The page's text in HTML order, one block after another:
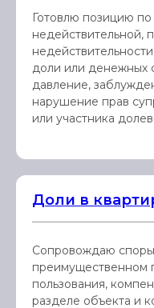
Готовлю позицию
недействительной,
доли или денежных
давление,
нарушение прав
или участника
Доли в
Сопровождаю
преимущественном
пользования,
разделе объекта и